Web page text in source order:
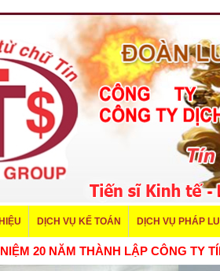
DỊCH VỤ KẾ TOÁN DỊCH VỤ PHÁP
20 NĂM THÀNH LẬP CÔNG TY TÍN